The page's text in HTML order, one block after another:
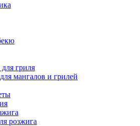
гриля
мангалов и грилей
розжига